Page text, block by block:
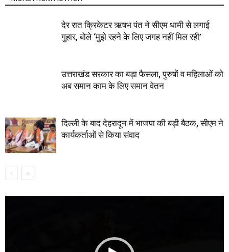
देर रात क्रिकेटर ऋषभ पंत ने सीएम धामी से लगाई
गुहार, बोले ‘मुझे रहने के लिए जगह नहीं मिल रही’
उत्तराखंड सरकार का बड़ा फैसला, पुरुषों व महिलाओं को
अब समान काम के लिए समान वेतन
दिल्ली के बाद देहरादून में भाजपा की बड़ी बैठक, सीएम ने
कार्यकर्ताओं से किया संवाद